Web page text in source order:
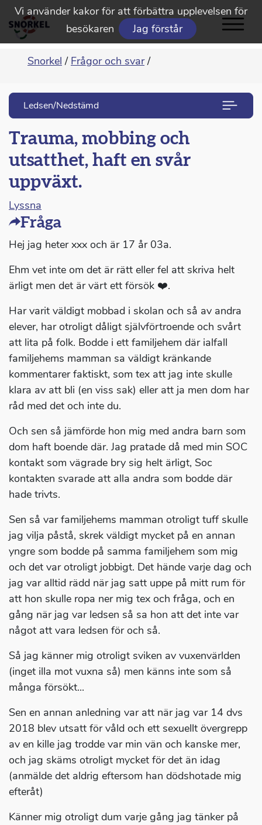
Vi använder kakor för att förbättra upplevelsen för
besökaren
Jag förstår
Snorkel / Frågor och svar /
Ledsen/Nedstämd
Trauma, mobbing och
utsatthet, haft en svår
uppväxt.
Lyssna
Fråga
Hej jag heter xxx och är 17 år 03a.
Ehm vet inte om det är rätt eller fel att skriva helt
ärligt men det är värt ett försök ❤️.
Har varit väldigt mobbad i skolan och så av andra
elever, har otroligt dåligt självförtroende och svårt
att lita på folk. Bodde i ett familjehem där ialfall
familjehems mamman sa väldigt kränkande
kommentarer faktiskt, som tex att jag inte skulle
klara av att bli (en viss sak) eller att ja men dom har
råd med det och inte du.
Och sen så jämförde hon mig med andra barn som
dom haft boende där. Jag pratade då med min SOC
kontakt som vägrade bry sig helt ärligt, Soc
kontakten svarade att alla andra som bodde där
hade trivts.
Sen så var familjehems mamman otroligt tuff skulle
jag vilja påstå, skrek väldigt mycket på en annan
yngre som bodde på samma familjehem som mig
och det var otroligt jobbigt. Det hände varje dag och
jag var alltid rädd när jag satt uppe på mitt rum för
att hon skulle ropa ner mig tex och fråga, och en
gång när jag var ledsen så sa hon att det inte var
något att vara ledsen för och så.
Så jag känner mig otroligt sviken av vuxenvärlden
(inget illa mot vuxna så) men känns inte som så
många försökt...
Sen en annan anledning var att när jag var 14 dvs
2018 blev utsatt för våld och ett sexuellt övergrepp
av en kille jag trodde var min vän och kanske mer,
och jag skäms otroligt mycket för det än idag
(anmälde det aldrig eftersom han dödshotade mig
efteråt)
Känner mig otroligt dum varje gång jag tänker på